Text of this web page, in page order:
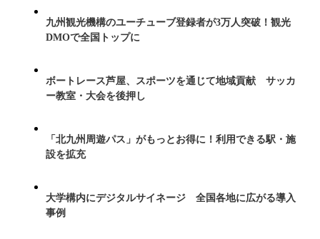
九州観光機構のユーチューブ登録者が3万人突破！観光
DMOで全国トップに
ボートレース芦屋、スポーツを通じて地域貢献 サッカ
ー教室・大会を後押し
「北九州周遊パス」がもっとお得に！利用できる駅・施
設を拡充
大学構内にデジタルサイネージ 全国各地に広がる導入
事例